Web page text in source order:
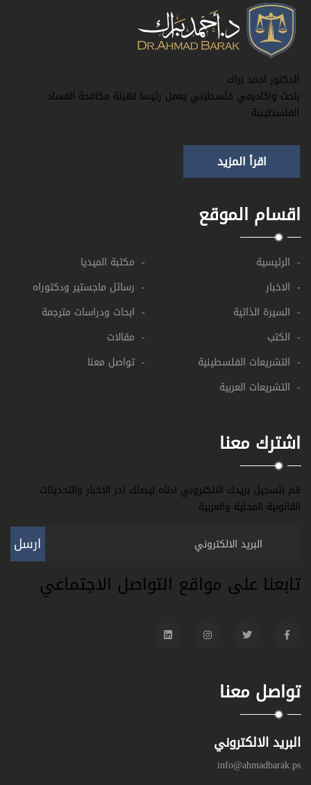
الدكتور احمد براك
باحث واكاديمي فلسطيني يعمل رئيسا لهيئة مكافحة الفساد
الفلسطينية
اقرأ المزيد
اقسام الموقع
- الرئيسية
- الاخبار
- السيرة الذاتية
- الكتب
- التشريعات الفلسطينية
- التشريعات العربية
- مكتبة الميديا
- رسائل ماجستير ودكتوراه
- ابحاث ودراسات مترجمة
- مقالات
- تواصل معنا
اشترك معنا
قم بتسجيل بريدك الالكتروني ادناه ليصلك اخر الاخبار والتحديثات
القانونية المحلية والعربية
ارسل
تابعنا على مواقع التواصل الاجتماعي
تواصل معنا
البريد الالكتروني
info@ahmadbarak.ps